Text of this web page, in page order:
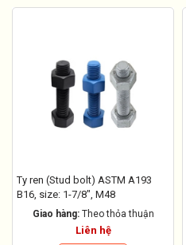
Ty ren (Stud bolt) ASTM A193
B16, size: 1-7/8", M48
Giao hàng: Theo thỏa thuận
Liên hệ